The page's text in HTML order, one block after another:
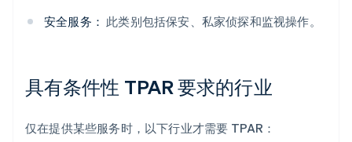
安全服务： 此类别包括保安、私家侦探和监视操作。
具有条件性 TPAR 要求的行业
仅在提供某些服务时，以下行业才需要 TPAR：